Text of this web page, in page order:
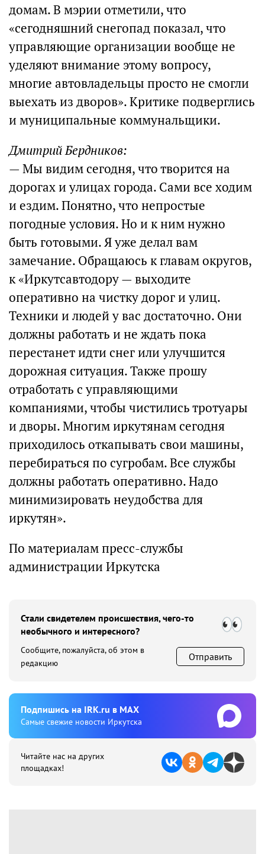
домам. В мэрии отметили, что
«сегодняшний снегопад показал, что
управляющие организации вообще не
уделяют внимание этому вопросу,
многие автовладельцы просто не смогли
выехать из дворов». Критике подверглись
и муниципальные коммунальщики.
Дмитрий Бердников:
— Мы видим сегодня, что творится на
дорогах и улицах города. Сами все ходим
и ездим. Понятно, что непростые
погодные условия. Но и к ним нужно
быть готовыми. Я уже делал вам
замечание. Обращаюсь к главам округов,
к «Иркутсавтодору — выходите
оперативно на чистку дорог и улиц.
Техники и людей у вас достаточно. Они
должны работать и не ждать пока
перестанет идти снег или улучшится
дорожная ситуация. Также прошу
отработать с управляющими
компаниями, чтобы чистились тротуары
и дворы. Многим иркутянам сегодня
приходилось откапывать свои машины,
перебираться по сугробам. Все службы
должны работать оперативно. Надо
минимизировать неудобства для
иркутян».
По материалам пресс-службы
администрации Иркутска
Стали свидетелем происшествия, чего-то
необычного и интересного?
Сообщите, пожалуйста, об этом в
редакцию
Отправить
Подпишиcь на IRK.ru в MAX
Cамые свежие новости Иркутска
Читайте нас на других
площадках!